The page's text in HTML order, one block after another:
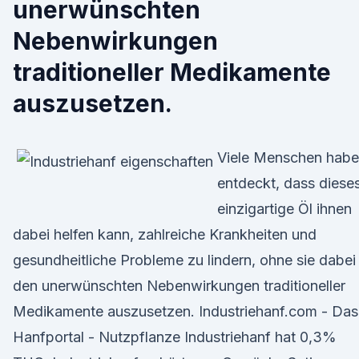
unerwünschten
Nebenwirkungen
traditioneller Medikamente
auszusetzen.
Viele Menschen
entdeckt, dass
einzigartige Öl ihnen
dabei helfen kann, zahlreiche Krankheiten und
gesundheitliche Probleme zu lindern, ohne sie dabei
den unerwünschten Nebenwirkungen traditioneller
Medikamente auszusetzen. Industriehanf.com - Das
Hanfportal - Nutzpflanze Industriehanf hat 0,3%